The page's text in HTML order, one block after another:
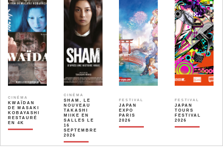
CINÉMA
KWAÏDAN
DE MASAKI
KOBAYASHI
RESTAURÉ
EN 4K
CINÉMA
SHAM, LE
NOUVEAU
TAKASHI
MIIKE EN
SALLES LE
16
SEPTEMBRE
2026
FESTIVAL
JAPAN
EXPO
PARIS
2026
FESTIVAL
JAPAN
TOURS
FESTIVAL
2026